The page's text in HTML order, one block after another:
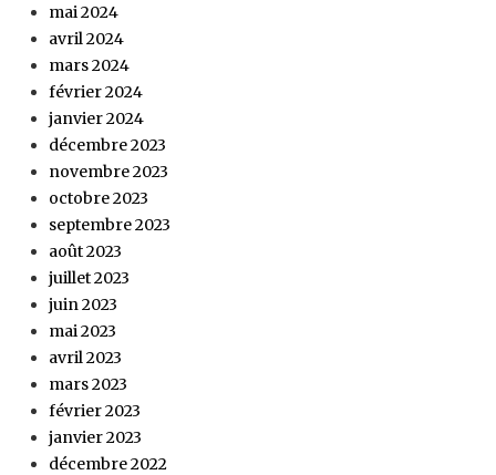
mai 2024
avril 2024
mars 2024
février 2024
janvier 2024
décembre 2023
novembre 2023
octobre 2023
septembre 2023
août 2023
juillet 2023
juin 2023
mai 2023
avril 2023
mars 2023
février 2023
janvier 2023
décembre 2022